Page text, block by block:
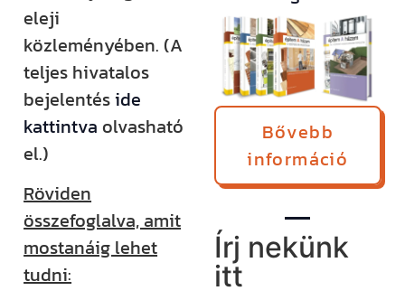
eleji
közleményében. (A
teljes hivatalos
bejelentéside
kattintva olvasható
el.)
Röviden
összefoglalva, amit
mostanáig lehet
tudni:
Bővebb
információ
Írj nekünk
itt